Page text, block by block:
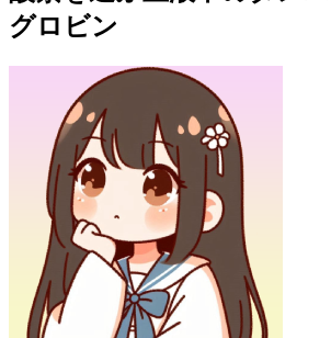
グロビン